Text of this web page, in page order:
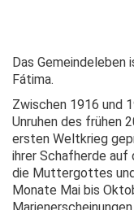
Das
Fátima.
Zwischen 1916 und
Unruhen des frühen
ersten Weltkrieg
ihrer Schafherde auf
die Muttergottes
Monate Mai bis